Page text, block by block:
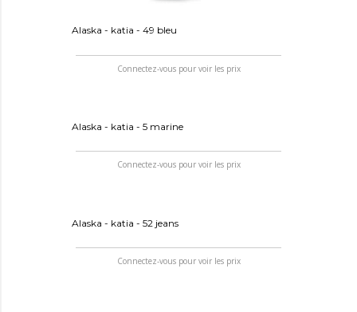
Alaska - katia - 49 bleu
Connectez-vous pour voir les prix
Alaska - katia - 5 marine
Connectez-vous pour voir les prix
Alaska - katia - 52 jeans
Connectez-vous pour voir les prix